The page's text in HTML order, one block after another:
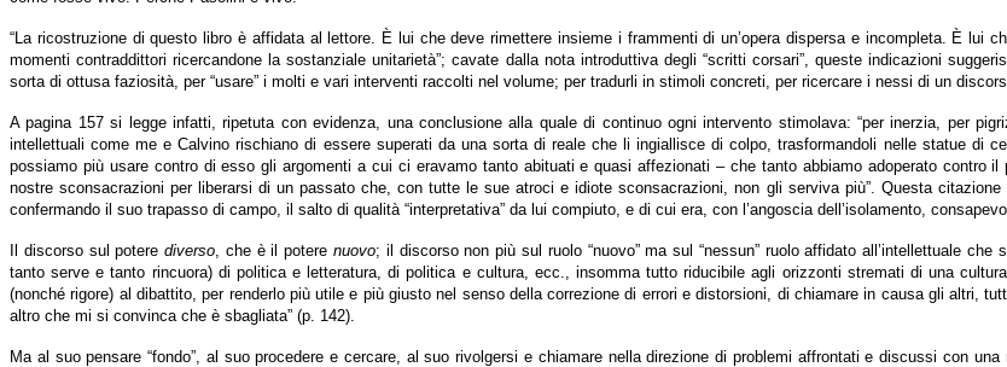
“La ricostruzione di questo libro è affidata al lettore. È lui che deve rimettere insieme i frammenti di un’opera dispersa e incompleta. È lui
momenti contraddittori ricercandone la sostanziale unitarietà”; cavate dalla nota introduttiva degli “scritti corsari”, queste indicazioni
sorta di ottusa faziosità, per “usare” i molti e vari interventi raccolti nel volume; per tradurli in stimoli concreti, per ricercare i nessi di un
A pagina 157 si legge infatti, ripetuta con evidenza, una conclusione alla quale di continuo ogni intervento stimolava: “per inerzia, per
intellettuali come me e Calvino rischiano di essere superati da una sorta di reale che li ingiallisce di colpo, trasformandoli nelle statue
possiamo più usare contro di esso gli argomenti a cui ci eravamo tanto abituati e quasi affezionati – che tanto abbiamo adoperato
nostre sconsacrazioni per liberarsi di un passato che, con tutte le sue atroci e idiote sconsacrazioni, non gli serviva più”. Questa
confermando il suo trapasso di campo, il salto di qualità “interpretativa” da lui compiuto, e di cui era, con l’angoscia dell’isolamento,
Il discorso sul poterediverso , che è il poterenuovo; il discorso non più sul ruolo “nuovo” ma sul “nessun” ruolo affidato all’intellettuale
tanto serve e tanto rincuora) di politica e letteratura, di politica e cultura, ecc., insomma tutto riducibile agli orizzonti stremati di una
(nonché rigore) al dibattito, per renderlo più utile e più giusto nel senso della correzione di errori e distorsioni, di chiamare in causa gli altri,
altro che mi si convinca che è sbagliata” (p. 142).
Ma al suo pensare “fondo”, al suo procedere e cercare, al suo rivolgersi e chiamare nella direzione di problemi affrontati e discussi con